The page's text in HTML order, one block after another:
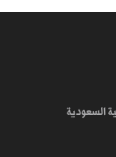
السعودية